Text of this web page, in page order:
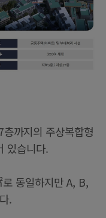
까지의 주상복합형
있습니다.
동일하지만 A, B,
.